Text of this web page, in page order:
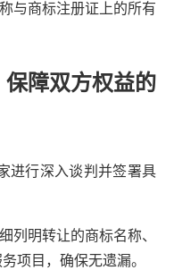
与商标注册证上的所有
障双方权益的
进行深入谈判并签署具
列明转让的商标名称、
项目，确保无遗漏。